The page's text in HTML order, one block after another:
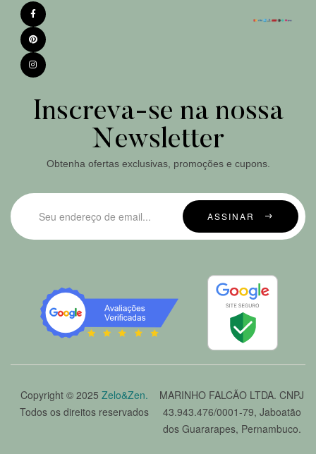
Inscreva-se na nossa
Newsletter
Obtenha ofertas exclusivas, promoções e cupons.
ASSINAR
Copyright © 2025 Zelo&Zen.
Todos os direitos reservados
MARINHO FALCÃO LTDA. CNPJ
43.943.476/0001-79, Jaboatão
dos Guararapes, Pernambuco.